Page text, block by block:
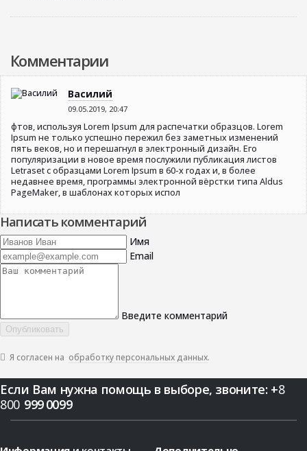
Комментарии
Василий
09.05.2019, 20:47
фтов, используя Lorem Ipsum для распечатки образцов. Lorem
Ipsum не только успешно пережил без заметных изменений
пять веков, но и перешагнул в электронный дизайн. Его
популяризации в новое время послужили публикация листов
Letraset с образцами Lorem Ipsum в 60-х годах и, в более
недавнее время, программы электронной вёрстки типа Aldus
PageMaker, в шаблонах которых испол
Написать комментарий
Имя
Email
Введите комментарий
Я согласен на обработку персональных данных.
Если Вам нужна помощь в выборе, звоните: +8
800 9990099